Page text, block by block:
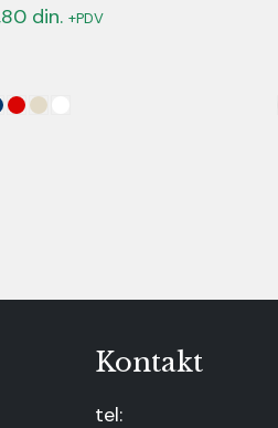
din. +PDV
Kontakt
tel: